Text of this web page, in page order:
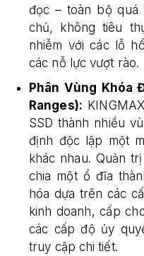
đọc – toàn bộ
chủ, không tiêu
nhiễm với các lỗ
các nỗ lực vượt rào.
Phân Vùng Khóa
Ranges):
SSD thành nhiều
định độc lập một
khác nhau. Quản
chia một ổ đĩa
hóa dựa trên các
kinh doanh, cấp
các cấp độ ủy
truy cập chi tiết.